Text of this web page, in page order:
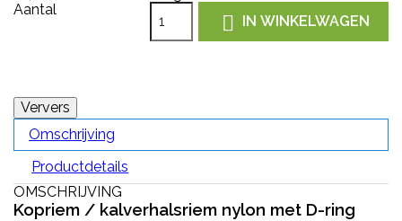
Aantal
 IN WINKELWAGEN
Omschrijving
Productdetails
OMSCHRIJVING
Kopriem / kalverhalsriem nylon met D-ring